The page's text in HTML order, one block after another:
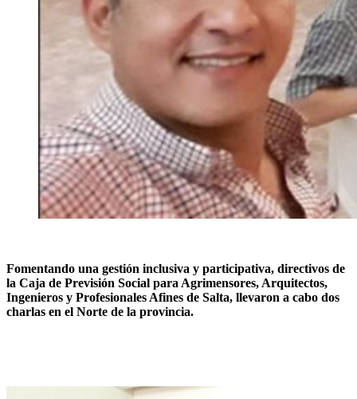
Fomentando una gestión inclusiva y participativa, directivos de
la Caja de Previsión Social para Agrimensores, Arquitectos,
Ingenieros y Profesionales Afines de Salta, llevaron a cabo dos
charlas en el Norte de la provincia.